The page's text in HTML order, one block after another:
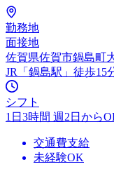
勤務地
面接地
佐賀県佐賀市鍋島町
JR「鍋島駅」徒歩15
シフト
1日3時間 週2日から
交通費支給
未経験OK